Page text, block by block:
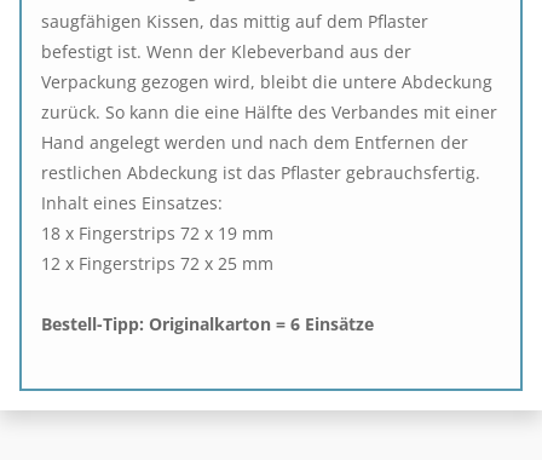
saugfähigen Kissen, das mittig auf dem Pflaster
befestigt ist. Wenn der Klebeverband aus der
Verpackung gezogen wird, bleibt die untere Abdeckung
zurück. So kann die eine Hälfte des Verbandes mit einer
Hand angelegt werden und nach dem Entfernen der
restlichen Abdeckung ist das Pflaster gebrauchsfertig.
Inhalt eines Einsatzes:
18 x Fingerstrips 72 x 19 mm
12 x Fingerstrips 72 x 25 mm
Bestell-Tipp: Originalkarton = 6 Einsätze